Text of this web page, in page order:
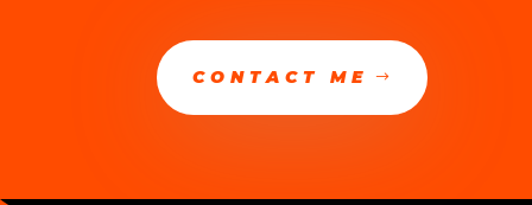
CONTACT ME